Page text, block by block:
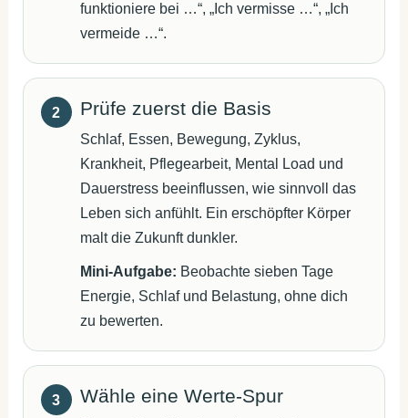
funktioniere bei …“, „Ich vermisse …“, „Ich
vermeide …“.
Prüfe zuerst die Basis
Schlaf, Essen, Bewegung, Zyklus,
Krankheit, Pflegearbeit, Mental Load und
Dauerstress beeinflussen, wie sinnvoll das
Leben sich anfühlt. Ein erschöpfter Körper
malt die Zukunft dunkler.
Mini-Aufgabe: Beobachte sieben Tage
Energie, Schlaf und Belastung, ohne dich
zu bewerten.
Wähle eine Werte-Spur